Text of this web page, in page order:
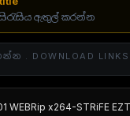
ඇතුල් කරන්න
. DOWNLOAD LINKS
WEBRip x264-STRiFE